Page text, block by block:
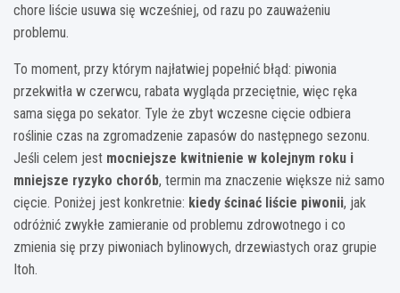
chore liście usuwa się wcześniej, od razu po zauważeniu
problemu.
To moment, przy którym najłatwiej popełnić błąd: piwonia
przekwitła w czerwcu, rabata wygląda przeciętnie, więc ręka
sama sięga po sekator. Tyle że zbyt wczesne cięcie odbiera
roślinie czas na zgromadzenie zapasów do następnego sezonu.
Jeśli celem jest mocniejsze kwitnienie w kolejnym roku i
mniejsze ryzyko chorób, termin ma znaczenie większe niż samo
cięcie. Poniżej jest konkretnie: kiedy ścinać liście piwonii, jak
odróżnić zwykłe zamieranie od problemu zdrowotnego i co
zmienia się przy piwoniach bylinowych, drzewiastych oraz grupie
Itoh.